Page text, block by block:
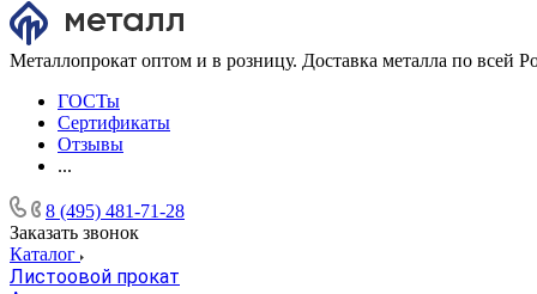
Металлопрокат оптом и в розницу. Доставка металла по всей
ГОСТы
Сертификаты
Отзывы
...
8 (495) 481-71-28
Заказать звонок
Каталог
Листоовой прокат